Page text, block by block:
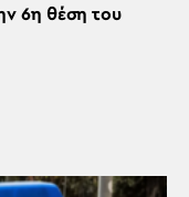
6η θέση του